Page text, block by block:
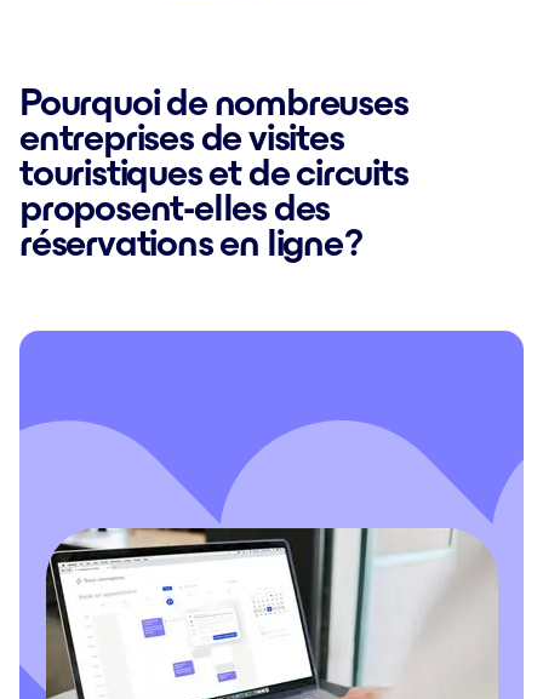
Pourquoi de nombreuses
entreprises de visites
touristiques et de circuits
proposent-elles des
réservations en ligne ?